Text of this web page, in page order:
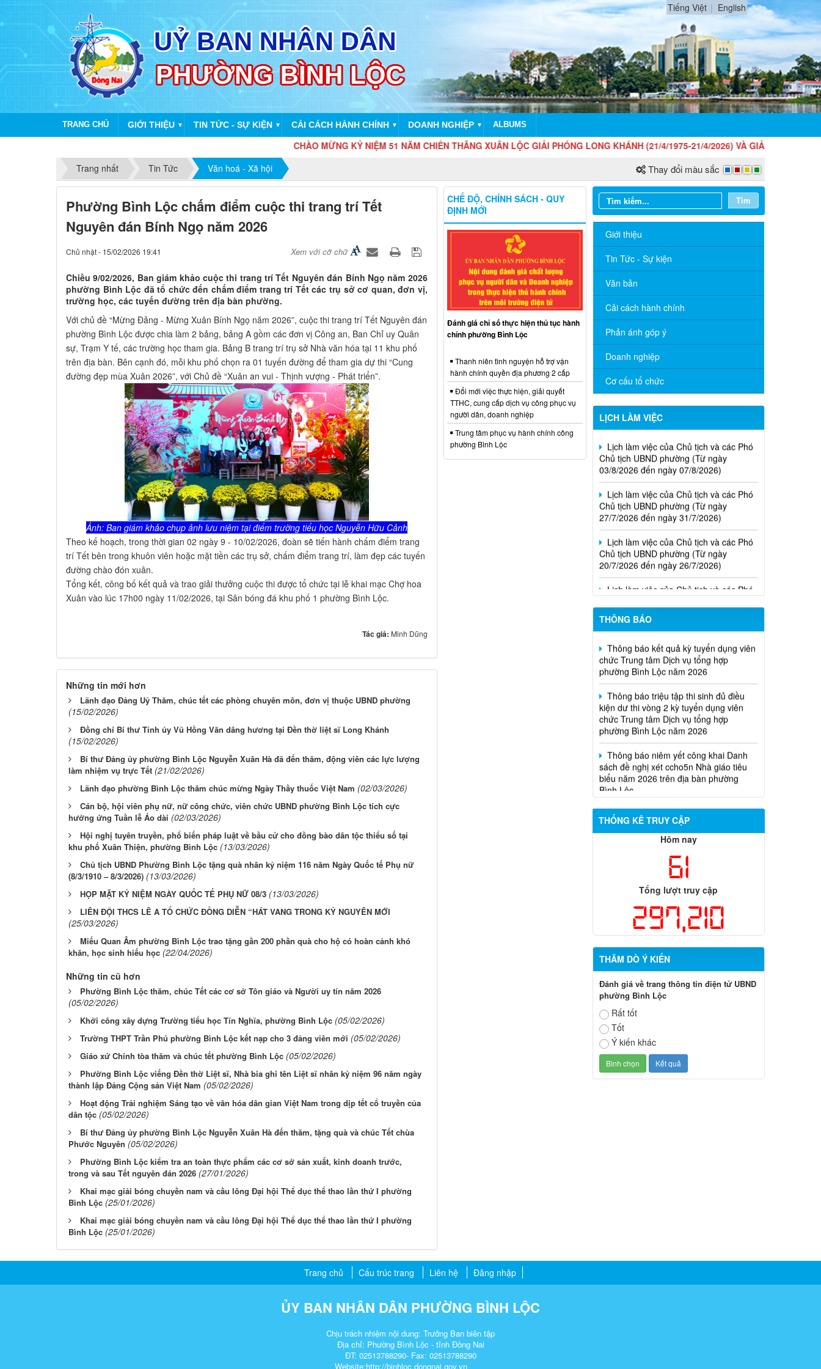
Tiếng Việt English
TRANG CHỦ GIỚI THIỆU ▼ TIN TỨC - SỰ KIỆN ▼ CẢI CÁCH HÀNH CHÍNH ▼ DOANH NGHIỆP ▼ ALBUMS
CHÀO MỪNG KỶ NIỆM 51 NĂM CHIẾN THẮNG XUÂN LỘC GIẢI PHÓNG LONG KHÁNH (21/4/1975-21/4/2026) VÀ GIẢI PHÓNG HOÀN
Trang nhất
Tin Tức Văn hoá - Xã hội Thay đổi màu sắc
Phường Bình Lộc chấm điểm cuộc thi trang trí Tết
Nguyên đán Bính Ngọ năm 2026
Chủ nhật - 15/02/2026 19:41 Xem với cỡ chữ
Chiều 9/02/2026, Ban giám khảo cuộc thi trang trí Tết Nguyên đán Bính Ngọ năm 2026
phường Bình Lộc đã tổ chức đến chấm điểm trang trí Tết các trụ sở cơ quan, đơn vị,
trường học, các tuyến đường trên địa bàn phường.
Với chủ đề “Mừng Đảng - Mừng Xuân Bính Ngọ năm 2026”, cuộc thi trang trí Tết Nguyên đán
phường Bình Lộc được chia làm 2 bảng, bảng A gồm các đơn vị Công an, Ban Chỉ uy Quân
sự, Trạm Y tế, các trường học tham gia. Bảng B trang trí trụ sở Nhà văn hóa tại 11 khu phố
trên địa bàn. Bên cạnh đó, mỗi khu phố chọn ra 01 tuyến đường để tham gia dự thi “Cung
đường đẹp mùa Xuân 2026”, với Chủ đề “Xuân an vui - Thịnh vượng - Phát triển”.
Ảnh: Ban giám khảo chụp ảnh lưu niệm tại điểm trường tiểu học Nguyễn Hữu Cảnh
Theo kế hoạch, trong thời gian 02 ngày 9 - 10/02/2026, đoàn sẽ tiến hành chấm điểm trang
trí Tết bên trong khuôn viên hoặc mặt tiền các trụ sở, chấm điểm trang trí, làm đẹp các tuyến
đường chào đón xuân.
Tổng kết, công bố kết quả và trao giải thưởng cuộc thi được tổ chức tại lễ khai mạc Chợ hoa
Xuân vào lúc 17h00 ngày 11/02/2026, tại Sân bóng đá khu phố 1 phường Bình Lộc.
Tác giả: Minh Dũng
Những tin mới hơn
Lãnh đạo Đảng Uỷ Thăm, chúc tết các phòng chuyên môn, đơn vị thuộc UBND phường
(15/02/2026)
Đồng chí Bí thư Tỉnh ủy Vũ Hồng Văn dâng hương tại Đền thờ liệt sĩ Long Khánh
(15/02/2026)
Bí thư Đảng ủy phường Bình Lộc Nguyễn Xuân Hà đã đến thăm, động viên các lực lượng
làm nhiệm vụ trực Tết (21/02/2026)
Lãnh đạo phường Bình Lộc thăm chúc mừng Ngày Thầy thuốc Việt Nam (02/03/2026)
Cán bộ, hội viên phụ nữ, nữ công chức, viên chức UBND phường Bình Lộc tích cực
hưởng ứng Tuần lễ Áo dài (02/03/2026)
Hội nghị tuyên truyền, phổ biến pháp luật về bầu cử cho đồng bào dân tộc thiểu số tại
khu phố Xuân Thiện, phường Bình Lộc (13/03/2026)
Chủ tịch UBND Phường Bình Lộc tặng quà nhân kỷ niệm 116 năm Ngày Quốc tế Phụ nữ
(8/3/1910 – 8/3/2026) (13/03/2026)
HỌP MẶT KỶ NIỆM NGÀY QUỐC TẾ PHỤ NỮ 08/3 (13/03/2026)
LIÊN ĐỘI THCS LÊ A TỔ CHỨC ĐỒNG DIỄN “HÁT VANG TRONG KỶ NGUYÊN MỚI
(25/03/2026)
Miếu Quan Âm phường Bình Lộc trao tặng gần 200 phần quà cho hộ có hoàn cảnh khó
khăn, học sinh hiếu học (22/04/2026)
Những tin cũ hơn
Phường Bình Lộc thăm, chúc Tết các cơ sở Tôn giáo và Người uy tín năm 2026
(05/02/2026)
Khởi công xây dựng Trường tiểu học Tín Nghĩa, phường Bình Lộc (05/02/2026)
Trường THPT Trần Phú phường Bình Lộc kết nạp cho 3 đảng viên mới (05/02/2026)
Giáo xứ Chính tòa thăm và chúc tết phường Bình Lộc (05/02/2026)
Phường Bình Lộc viếng Đền thờ Liệt sĩ, Nhà bia ghi tên Liệt sĩ nhân kỷ niệm 96 năm ngày
thành lập Đảng Cộng sản Việt Nam (05/02/2026)
Hoạt động Trải nghiệm Sáng tạo về văn hóa dân gian Việt Nam trong dịp tết cổ truyền của
dân tộc (05/02/2026)
Bí thư Đảng ủy phường Bình Lộc Nguyễn Xuân Hà đến thăm, tặng quà và chúc Tết chùa
Phước Nguyên (05/02/2026)
Phường Bình Lộc kiểm tra an toàn thực phẩm các cơ sở sản xuất, kinh doanh trước,
trong và sau Tết nguyên đán 2026 (27/01/2026)
Khai mạc giải bóng chuyền nam và cầu lông Đại hội Thể dục thể thao lần thứ I phường
Bình Lộc (25/01/2026)
Khai mạc giải bóng chuyền nam và cầu lông Đại hội Thể dục thể thao lần thứ I phường
Bình Lộc (25/01/2026)
Tìm
Giới thiệu
Tin Tức - Sự kiện
Văn bản
Cải cách hành chính
Phản ánh góp ý
Doanh nghiệp
Cơ cấu tổ chức
LỊCH LÀM VIỆC
Chủ tịch UBND phường (Từ ngày
03/8/2026 đến ngày 07/8/2026)
Lịch làm việc của Chủ tịch và các Phó
Chủ tịch UBND phường (Từ ngày
27/7/2026 đến ngày 31/7/2026)
Lịch làm việc của Chủ tịch và các Phó
Chủ tịch UBND phường (Từ ngày
20/7/2026 đến ngày 26/7/2026)
Lịch làm việc của Chủ tịch và các Phó
Chủ tịch UBND phường (Từ ngày
13/7/2026 đến ngày 17/7/2026)
THÔNG BÁO
Thông báo kết quả kỳ tuyển dụng viên
chức Trung tâm Dịch vụ tổng hợp
phường Bình Lộc năm 2026
Thông báo triệu tập thi sinh đủ điều
kiện dư thi vòng 2 kỳ tuyển dụng viên
chức Trung tâm Dịch vụ tổng hợp
phường Bình Lộc năm 2026
Thông báo niêm yết công khai Danh
sách đề nghị xét ccho5n Nhà giáo tiêu
biểu năm 2026 trên địa bàn phường
Bình Lộc
Thông báo thể lệ cuộc thi tìm hiểu
pháp luật năm 2026
THỐNG KÊ TRUY CẬP
Hôm nay
61
Tổng lượt truy cập
297,210
THĂM DÒ Ý KIẾN
Đánh giá về trang thông tin điện tử UBND
phường Bình Lộc
Rất tốt
Tốt
Ý kiến khác
CHẾ ĐỘ, CHÍNH SÁCH - QUY
ĐỊNH MỚI
Đánh giá chỉ số thực hiện thủ tục hành
chính phường Bình Lộc
Thanh niên tình nguyện hỗ trợ vận
hành chính quyền địa phương 2 cấp
Đổi mới việc thực hiện, giải quyết
TTHC, cung cấp dịch vụ công phục vụ
người dân, doanh nghiệp
Trung tâm phục vụ hành chính công
phường Bình Lộc
Trang chủ Cấu trúc trang Liên hệ Đăng nhập
ỦY BAN NHÂN DÂN PHƯỜNG BÌNH LỘC
Chịu trách nhiệm nội dung: Trưởng Ban biên tập
Địa chỉ: Phường Bình Lộc - tỉnh Đồng Nai
ĐT: 02513788290- Fax: 02513788290
Website:http://binhloc.dongnai.gov.vn